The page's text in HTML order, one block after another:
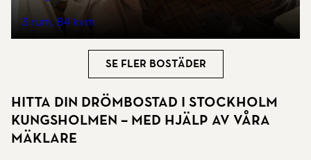
3 rum 84 kvm
Se fler bostäder
Hitta Din Drömbostad i Stockholm
Kungsholmen – Med hjälp av våra
mäklare